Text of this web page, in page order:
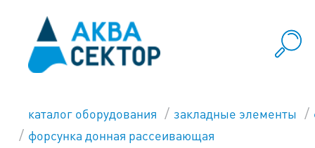
каталог оборудования закладные элементы
форсунка донная рассеивающая